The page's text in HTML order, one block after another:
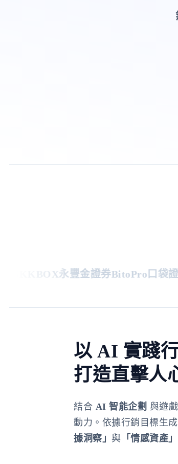
永豐金證券BitoPro口袋證券
以 AI 實踐
打造直擊人
結合 AI 智能企劃 與遊
動力。依據行銷目標生
據洞察」 與 「情感資產」